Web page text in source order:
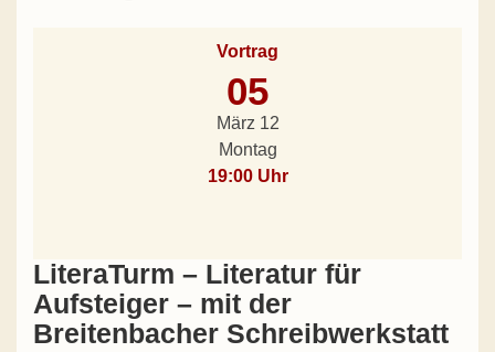
Vortrag
05
März 12
Montag
19:00 Uhr
LiteraTurm – Literatur für
Aufsteiger – mit der
Breitenbacher Schreibwerkstatt